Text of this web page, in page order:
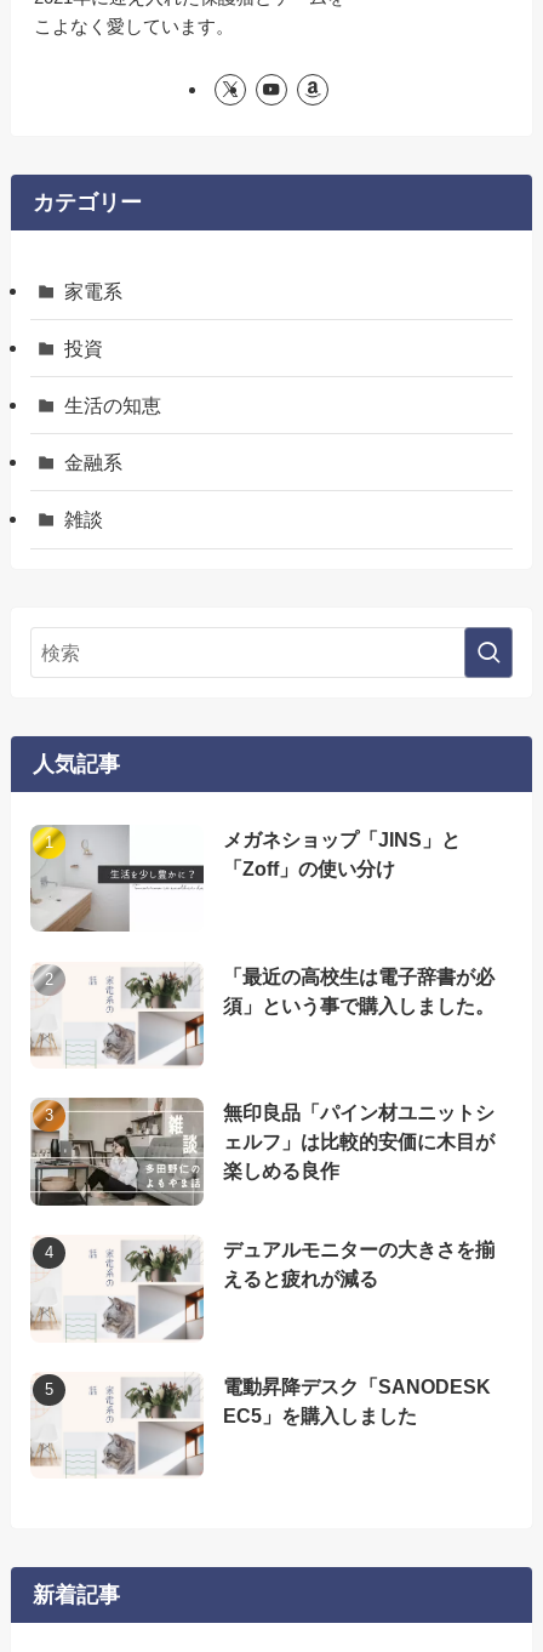
こよなく愛しています。
カテゴリー
家電系
投資
生活の知恵
金融系
雑談
人気記事
メガネショップ「JINS」と
「Zoff」の使い分け
「最近の高校生は電子辞書が必
須」という事で購入しました。
無印良品「パイン材ユニットシ
ェルフ」は比較的安価に木目が
楽しめる良作
デュアルモニターの大きさを揃
えると疲れが減る
電動昇降デスク「SANODESK
EC5」を購入しました
新着記事